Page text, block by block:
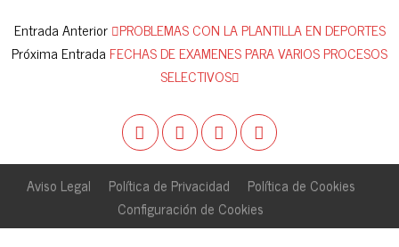
Entrada Anterior PROBLEMAS CON LA PLANTILLA EN DEPORTES
Próxima Entrada FECHAS DE EXAMENES PARA VARIOS PROCESOS
SELECTIVOS
Aviso Legal Política de Privacidad
Política de Cookies
Configuración de Cookies